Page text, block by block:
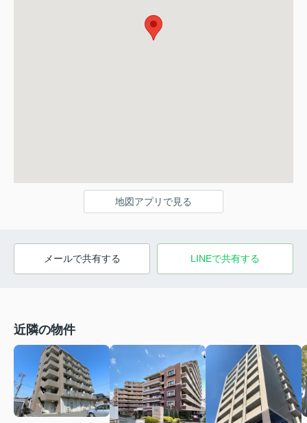
地図アプリで見る
メールで共有する LINEで共有する
近隣の物件